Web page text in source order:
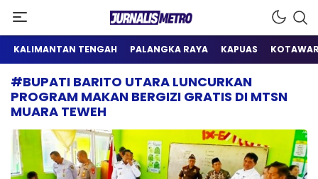
Jurnalis Metro
Satu Wadah Informasi
KALIMANTAN TENGAH PALANGKA RAYA KAPUAS
#BUPATI BARITO UTARA LUNCURKAN
PROGRAM MAKAN BERGIZI GRATIS DI MTSN
MUARA TEWEH